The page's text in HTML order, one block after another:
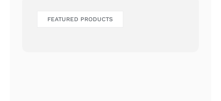
FEATURED PRODUCTS